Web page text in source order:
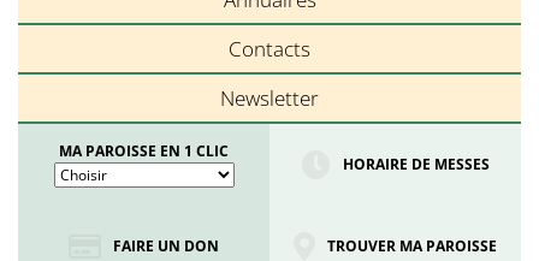
Contacts
Newsletter
MA PAROISSE EN 1 CLIC
HORAIRE DE MESSES
FAIRE UN DON TROUVER MA PAROISSE